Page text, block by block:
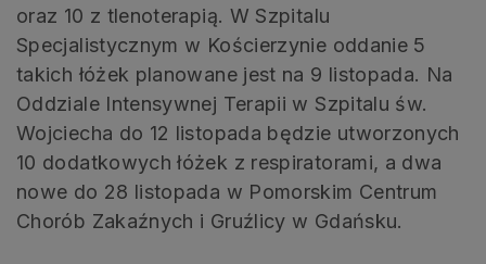
oraz 10 z tlenoterapią. W Szpitalu
Specjalistycznym w Kościerzynie oddanie 5
takich łóżek planowane jest na 9 listopada. Na
Oddziale Intensywnej Terapii w Szpitalu św.
Wojciecha do 12 listopada będzie utworzonych
10 dodatkowych łóżek z respiratorami, a dwa
nowe do 28 listopada w Pomorskim Centrum
Chorób Zakaźnych i Gruźlicy w Gdańsku.